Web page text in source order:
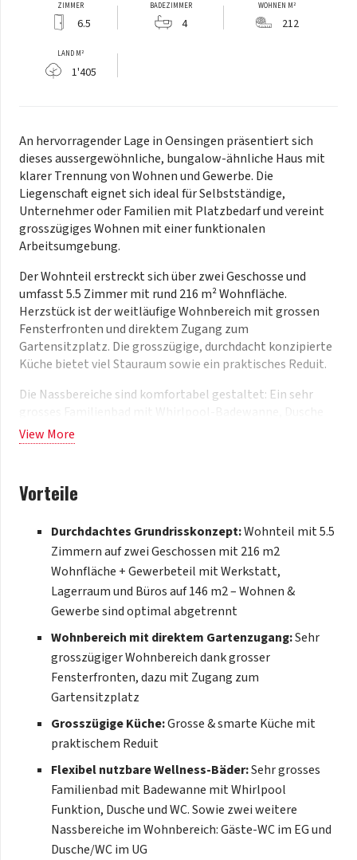
ZIMMER
6.5
BADEZIMMER
4
WOHNEN M²
212
LAND M²
1'405
An hervorragender Lage in Oensingen präsentiert sich
dieses aussergewöhnliche, bungalow-ähnliche Haus mit
klarer Trennung von Wohnen und Gewerbe. Die
Liegenschaft eignet sich ideal für Selbstständige,
Unternehmer oder Familien mit Platzbedarf und vereint
grosszügiges Wohnen mit einer funktionalen
Arbeitsumgebung.
Der Wohnteil erstreckt sich über zwei Geschosse und
umfasst 5.5 Zimmer mit rund 216 m² Wohnfläche.
Herzstück ist der weitläufige Wohnbereich mit grossen
Fensterfronten und direktem Zugang zum
Gartensitzplatz. Die grosszügige, durchdacht konzipierte
Küche bietet viel Stauraum sowie ein praktisches Reduit.
Die Nassbereiche sind komfortabel gestaltet: Ein sehr
und WC bildet das Highlight im Wohnbereich. Ergänzt wird
dieses durch ein Gäste-WC im Erdgeschoss sowie eine
Ein besonderes Plus ist der private Spa-Bereich im
Dusche und Kaltwasserbecken – Ihr persönlicher
Rückzugsort im eigenen Zuhause.
Der Gewerbeteil umfasst rund 146 m² und ist vom
Wohnbereich optimal getrennt. Zwei Gewerberäume
(Lager und Werkstatt) mit elektrischen Garagentoren
sowie ein grosses Büro bieten vielfältige
Nutzungsmöglichkeiten.
Auch der Aussenbereich überzeugt: Im geschützten
Innenhof erwartet Sie ein hochwertig gestalteter Garten
Schwimmbad – ein Ort für entspannte Stunden mit
Familie und Freunden.
Die Parkplatzsituation ist komfortabel gelöst: Vier
Garagenplätze sowie vier Aussenstellplätze stehen zur
Verfügung.
Eine Liegenschaft, die Wohnen, Arbeiten und Erholung in
View More
Vorteile
Durchdachtes Grundrisskonzept:Wohnteil mit 5.5
Zimmern auf zwei Geschossen mit 216 m2
Wohnfläche + Gewerbeteil mit Werkstatt,
Lagerraum und Büros auf 146 m2 – Wohnen &
Gewerbe sind optimal abgetrennt
Wohnbereich mit direktem Gartenzugang:Sehr
grosszügiger Wohnbereich dank grosser
Fensterfronten, dazu mit Zugang zum
Gartensitzplatz
Grosszügige Küche:Grosse & smarte Küche mit
praktischem Reduit
Flexibel nutzbare Wellness-Bäder:Sehr grosses
Familienbad mit Badewanne mit Whirlpool
Funktion, Dusche und WC. Sowie zwei weitere
Nassbereiche im Wohnbereich: Gäste-WC im EG und
Dusche/WC im UG